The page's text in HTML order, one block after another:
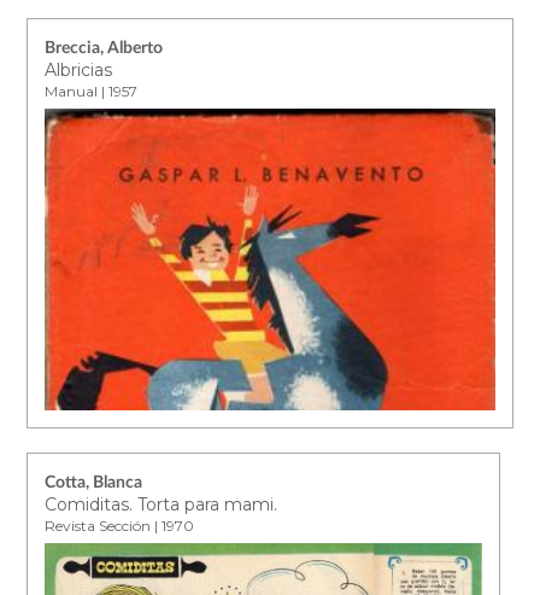
Breccia, Alberto
Albricias
Manual | 1957
Cotta, Blanca
Comiditas. Torta para mami.
Revista Sección | 1970